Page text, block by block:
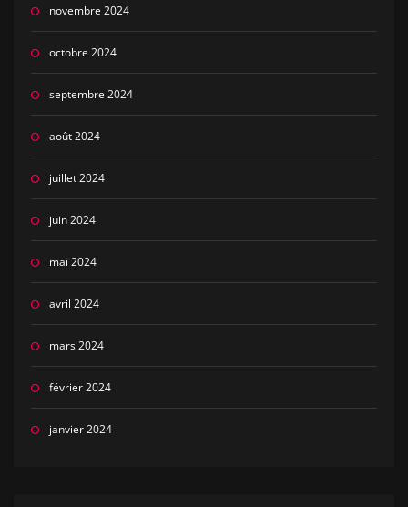
novembre 2024
octobre 2024
septembre 2024
août 2024
juillet 2024
juin 2024
mai 2024
avril 2024
mars 2024
février 2024
janvier 2024